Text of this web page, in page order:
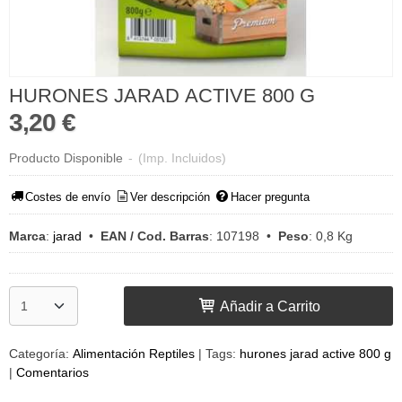
HURONES JARAD ACTIVE 800 G
3,20 €
Producto Disponible - (Imp. Incluidos)
Costes de envío Ver descripción Hacer pregunta
Marca: jarad • EAN / Cod. Barras: 107198 • Peso: 0,8 Kg
Añadir a Carrito
Categoría: Alimentación Reptiles | Tags: hurones jarad active 800 g
| Comentarios